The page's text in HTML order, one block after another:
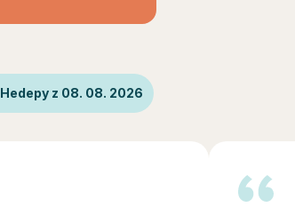
z 08. 08. 2026